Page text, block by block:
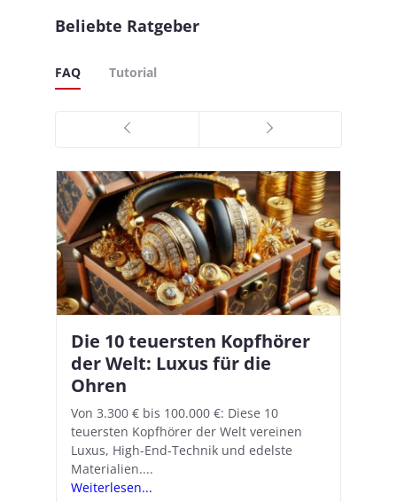
Beliebte Ratgeber
FAQ Tutorial
Die 10 teuersten Kopfhörer
der Welt: Luxus für die
Ohren
Von 3.300 € bis 100.000 €: Diese 10
teuersten Kopfhörer der Welt vereinen
Luxus, High-End-Technik und edelste
Materialien....
Weiterlesen...
Apple AirPods Pro 2 und iOS
18.1: So richtet ihr das neue
Hörgeräte-Feature ein
Mit iOS 18.1 und den AirPods Pro 2
verwandelt Apple seine In-Ear-Kopfhörer
in kostengünstige Hörhilfen. In wenigen
Schritten...
Weiterlesen...